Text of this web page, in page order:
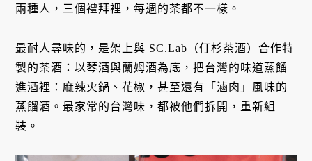
兩種人，三個禮拜裡，每週的茶都不一樣。
最耐人尋味的，是架上與 SC.Lab（仃杉茶酒）合作特
製的茶酒：以琴酒與蘭姆酒為底，把台灣的味道蒸餾
進酒裡：麻辣火鍋、花椒，甚至還有「滷肉」風味的
蒸餾酒。最家常的台灣味，都被他們拆開，重新組
裝。